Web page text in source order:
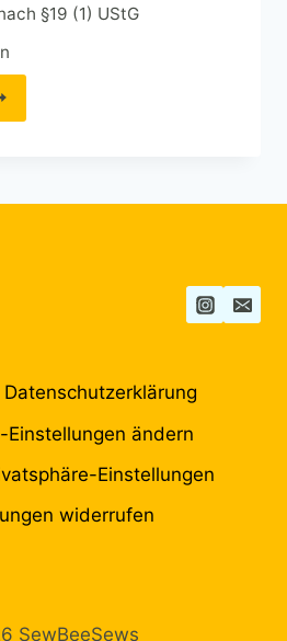
§19 (1) UStG
Datenschutzerklärung
Einstellungen ändern
Einstellungen
widerrufen
SewBeeSews